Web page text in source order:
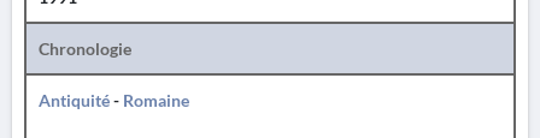
Chronologie
Antiquité- Romaine